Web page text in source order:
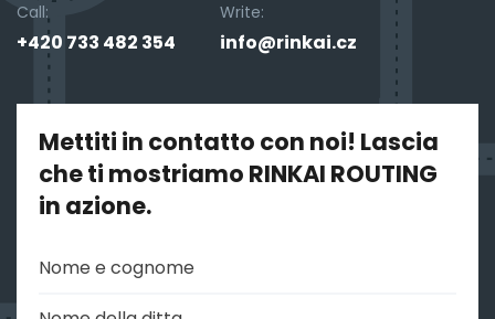
Call:
+420 733 482 354
Write:
info@rinkai.cz
Mettiti in contatto con noi! Lascia
che ti mostriamo RINKAI ROUTING
in azione.